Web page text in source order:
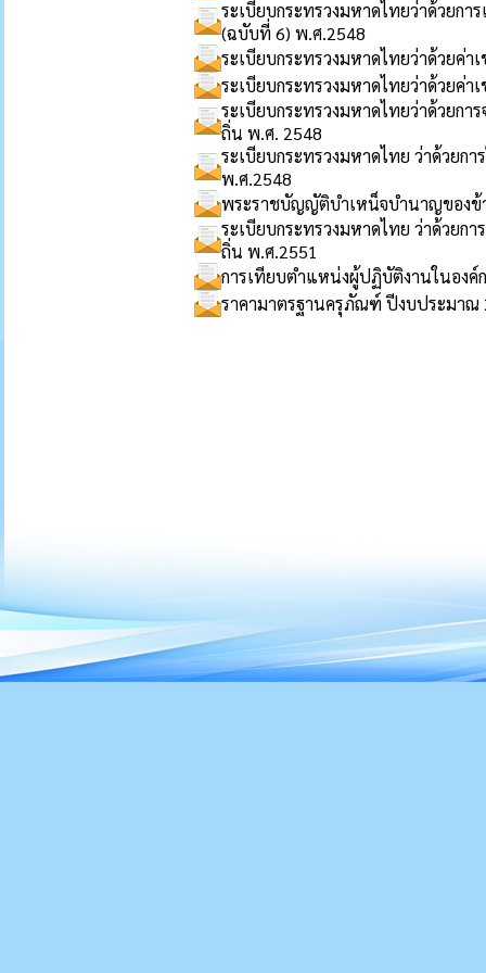
ระเบียบกระทรวงมหาดไทยว่าด้วยก
(ฉบับที่ 6) พ.ศ.2548
ระเบียบกระทรวงมหาดไทยว่าด้วยค่
ระเบียบกระทรวงมหาดไทยว่าด้วยค่
ระเบียบกระทรวงมหาดไทยว่าด้วยกา
ถิ่น พ.ศ. 2548
ระเบียบกระทรวงมหาดไทย ว่าด้วยก
พ.ศ.2548
พระราชบัญญัติบำเหน็จบำนาญของข้
ระเบียบกระทรวงมหาดไทย ว่าด้วยก
ถิ่น พ.ศ.2551
การเทียบตำแหน่งผู้ปฏิบัติงานในองค์
ราคามาตรฐานครุภัณฑ์ ปีงบประมาณ